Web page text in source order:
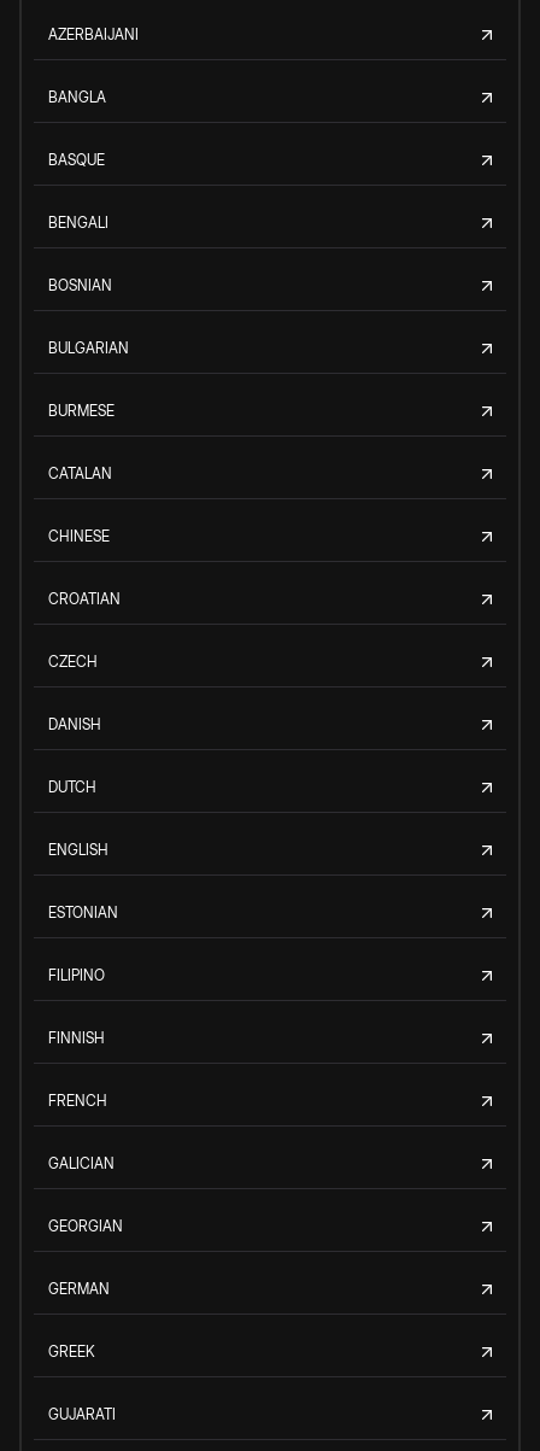
AZERBAIJANI
BANGLA
BASQUE
BENGALI
BOSNIAN
BULGARIAN
BURMESE
CATALAN
CHINESE
CROATIAN
CZECH
DANISH
DUTCH
ENGLISH
ESTONIAN
FILIPINO
FINNISH
FRENCH
GALICIAN
GEORGIAN
GERMAN
GREEK
GUJARATI